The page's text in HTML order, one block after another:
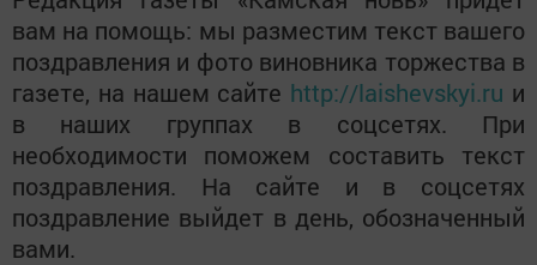
вам на помощь: мы разместим текст вашего
поздравления и фото виновника торжества в
газете, на нашем сайте http://laishevskyi.ru и
в наших группах в соцсетях. При
необходимости поможем составить текст
поздравления. На сайте и в соцсетях
поздравление выйдет в день, обозначенный
вами.